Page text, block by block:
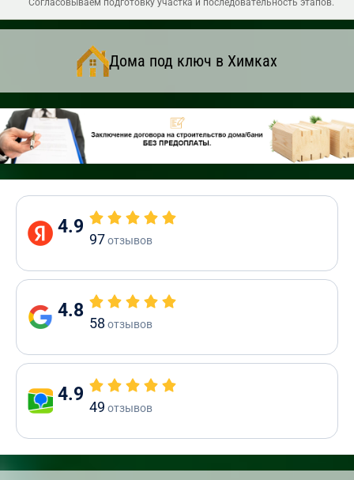
Согласовываем подготовку участка и последовательность этапов.
Дома под ключ в Химках
4.9
97отзывов
4.8
58 отзывов
4.9
49 отзывов